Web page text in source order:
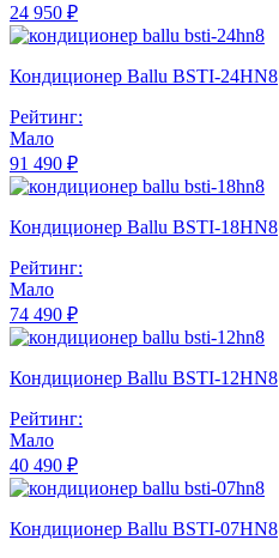
24 950 ₽
Кондиционер Ballu BSTI-24HN8
Рейтинг:
Мало
91 490 ₽
Кондиционер Ballu BSTI-18HN8
Рейтинг:
Мало
74 490 ₽
Кондиционер Ballu BSTI-12HN8
Рейтинг:
Мало
40 490 ₽
Кондиционер Ballu BSTI-07HN8